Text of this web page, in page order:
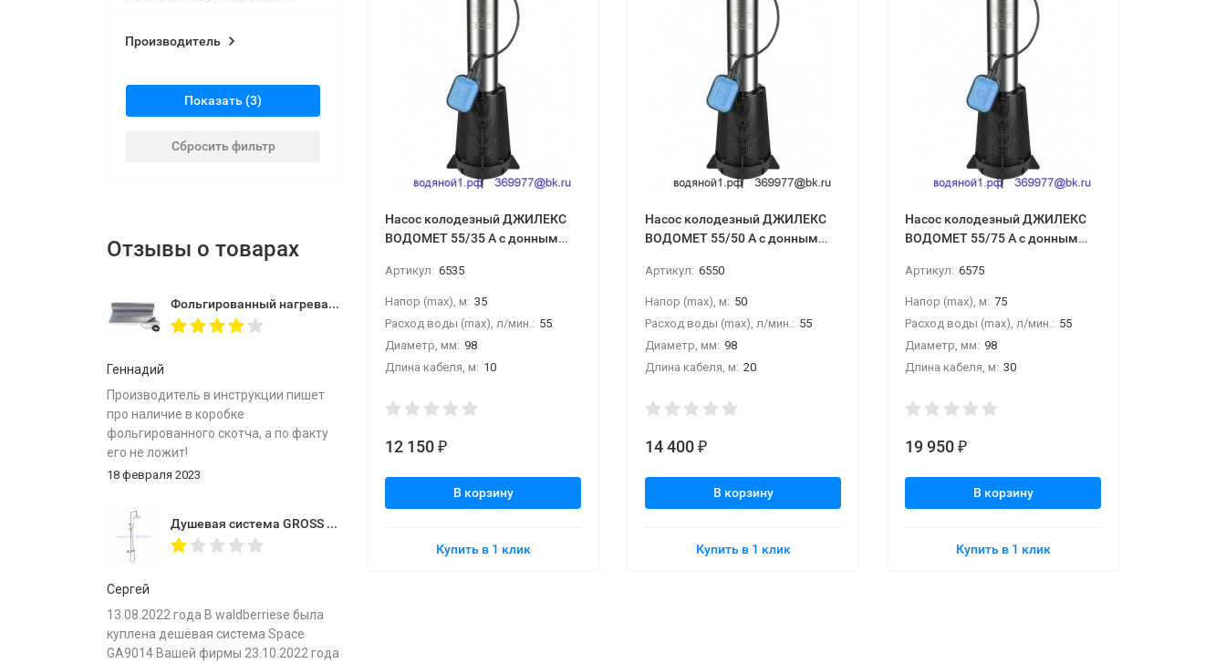
Насос колодезный ДЖИЛЕКС
ВОДОМЕТ 55/35 А с донным
Артикул: 6535
Напор (max), м: 35
Расход воды (max), л/мин.: 55
Диаметр, мм: 98
Длина кабеля, м: 10
12 150 ₽
В корзину
Купить в 1 клик
Насос колодезный ДЖИЛЕКС
ВОДОМЕТ 55/50 А с донным
Артикул: 6550
Напор (max), м: 50
Расход воды (max), л/мин.: 55
Диаметр, мм: 98
Длина кабеля, м: 20
14 400 ₽
В корзину
Купить в 1 клик
Насос колодезный ДЖИЛЕКС
ВОДОМЕТ 55/75 А с донным
Артикул: 6575
Напор (max), м: 75
Расход воды (max), л/мин.: 55
Диаметр, мм: 98
Длина кабеля, м: 30
19 950 ₽
В корзину
Купить в 1 клик
Производитель
Показать
Сбросить фильтр
Отзывы о товарах
Фольгированный нагревательный мат MIRO 2,0 кв.м.
Геннадий
Производитель в инструкции пишет
про наличие в коробке
фольгированного скотча, а по факту
его не ложит!
18 февраля 2023
Душевая система GROSS AQUA со смесителем Space GA9014SMD
Сергей
13.08.2022 года В waldberriese была
куплена дешёвая система Space
GA9014 Вашей фирмы 23.10.2022 года